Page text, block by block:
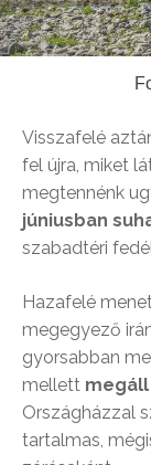
Visszafelé
fel újra, miket
megtennénk
júniusban
szabadtéri
Hazafelé
megegyező
gyorsabban
mellett megáll
Országházzal
tartalmas,